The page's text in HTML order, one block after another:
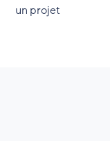
un projet